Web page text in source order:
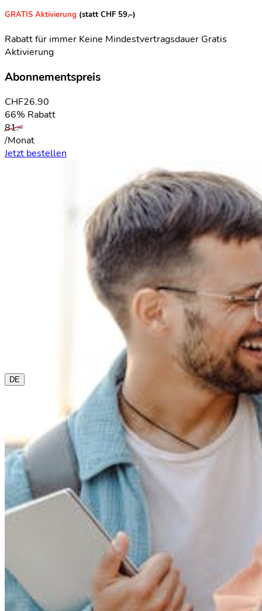
Die aktuelle Sprache ist Deutsch. Bitte wähle eine andere
aus diesem Menü, wenn Du sie ändern möchtest.
DE
GRATIS Aktivierung (statt CHF 59.–)
Rabatt für immer Keine Mindestvertragsdauer Gratis
Aktivierung
Abonnementspreis
CHF26.90
66% Rabatt
81.–
/Monat
Jetzt bestellen